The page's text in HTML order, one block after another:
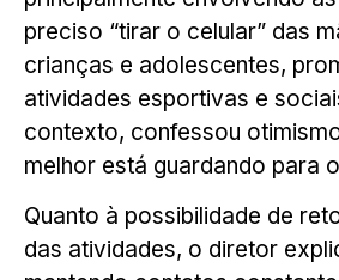
preciso “tirar o celular” das
crianças e adolescentes,
atividades esportivas e
contexto, confessou
melhor está guardando para
Quanto à possibilidade de
das atividades, o diretor